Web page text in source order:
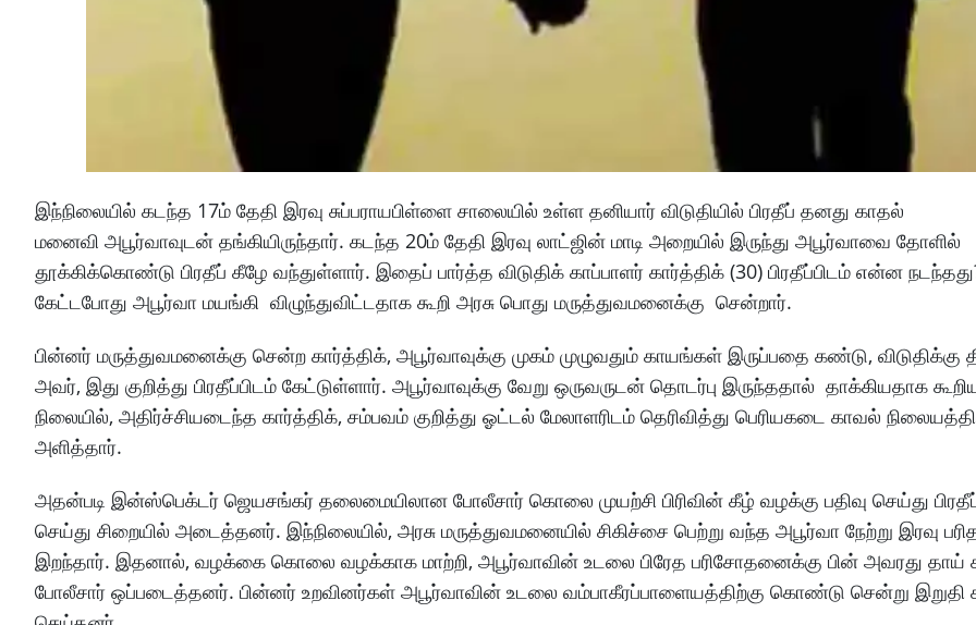
இந்நிலையில் கடந்த 17ம் தேதி இரவு சுப்பராயபிள்ளை சாலையில் உள்ள தனியார் விடுதியில் பிரதீப் தனது காதல்
மனைவி அபூர்வாவுடன் தங்கியிருந்தார். கடந்த 20ம் தேதி இரவு லாட்ஜின் மாடி அறையில் இருந்து அபூர்வாவை தோளில்
தூக்கிக்கொண்டு பிரதீப் கீழே வந்துள்ளார். இதைப் பார்த்த விடுதிக் காப்பாளர் கார்த்திக் (30) பிரதீப்பிடம் என்ன
கேட்டபோது அபூர்வா மயங்கி விழுந்துவிட்டதாக கூறி அரசு பொது மருத்துவமனைக்கு சென்றார்.
பின்னர் மருத்துவமனைக்கு சென்ற கார்த்திக், அபூர்வாவுக்கு முகம் முழுவதும் காயங்கள் இருப்பதை கண்டு, விடுதிக்கு
அவர், இது குறித்து பிரதீப்பிடம் கேட்டுள்ளார். அபூர்வாவுக்கு வேறு ஒருவருடன் தொடர்பு இருந்ததால் தாக்கியதாக
நிலையில், அதிர்ச்சியடைந்த கார்த்திக், சம்பவம் குறித்து ஓட்டல் மேலாளரிடம் தெரிவித்து பெரியகடை காவல்
அளித்தார்.
அதன்படி இன்ஸ்பெக்டர் ஜெயசங்கர் தலைமையிலான போலீசார் கொலை முயற்சி பிரிவின் கீழ் வழக்கு பதிவு செய்து
செய்து சிறையில் அடைத்தனர். இந்நிலையில், அரசு மருத்துவமனையில் சிகிச்சை பெற்று வந்த அபூர்வா நேற்று இரவு
இறந்தார். இதனால், வழக்கை கொலை வழக்காக மாற்றி, அபூர்வாவின் உடலை பிரேத பரிசோதனைக்கு பின் அவரது தாய்
போலீசார் ஒப்படைத்தனர். பின்னர் உறவினர்கள் அபூர்வாவின் உடலை வம்பாகீரப்பாளையத்திற்கு கொண்டு சென்று